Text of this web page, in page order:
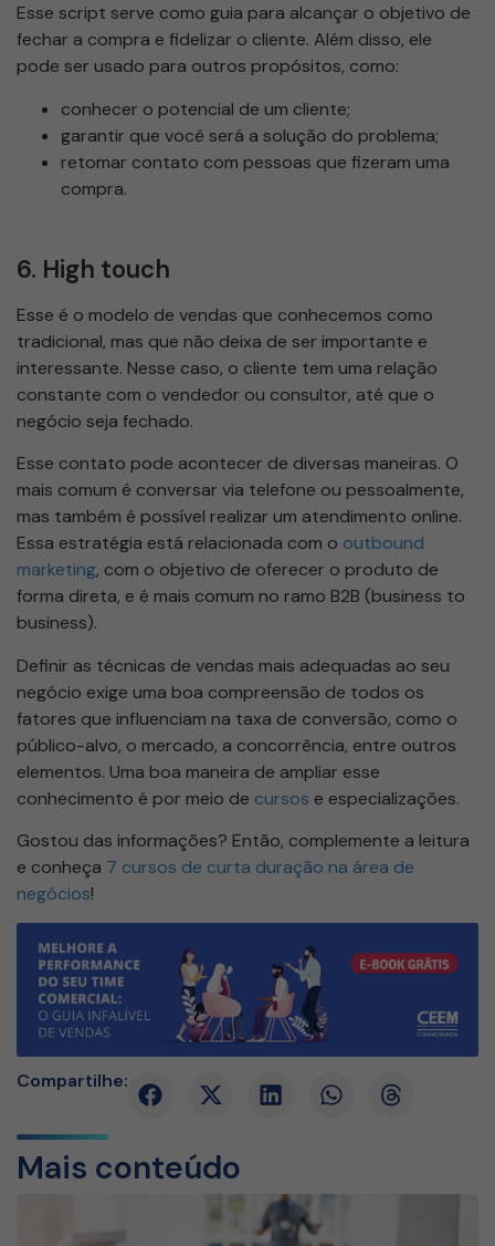
Esse script serve como guia para alcançar o objetivo de
fechar a compra e fidelizar o cliente. Além disso, ele
pode ser usado para outros propósitos, como:
conhecer o potencial de um cliente;
garantir que você será a solução do problema;
retomar contato com pessoas que fizeram uma
compra.
6. High touch
Esse é o modelo de vendas que conhecemos como
tradicional, mas que não deixa de ser importante e
interessante. Nesse caso, o cliente tem uma relação
constante com o vendedor ou consultor, até que o
negócio seja fechado.
Esse contato pode acontecer de diversas maneiras. O
mais comum é conversar via telefone ou pessoalmente,
mas também é possível realizar um atendimento online.
Essa estratégia está relacionada com o outbound
marketing, com o objetivo de oferecer o produto de
forma direta, e é mais comum no ramo B2B (business to
business).
Definir as técnicas de vendas mais adequadas ao seu
negócio exige uma boa compreensão de todos os
fatores que influenciam na taxa de conversão, como o
público-alvo, o mercado, a concorrência, entre outros
elementos. Uma boa maneira de ampliar esse
conhecimento é por meio de cursos e especializações.
Gostou das informações? Então, complemente a leitura
e conheça 7 cursos de curta duração na área de
negócios!
Compartilhe:
Mais conteúdo